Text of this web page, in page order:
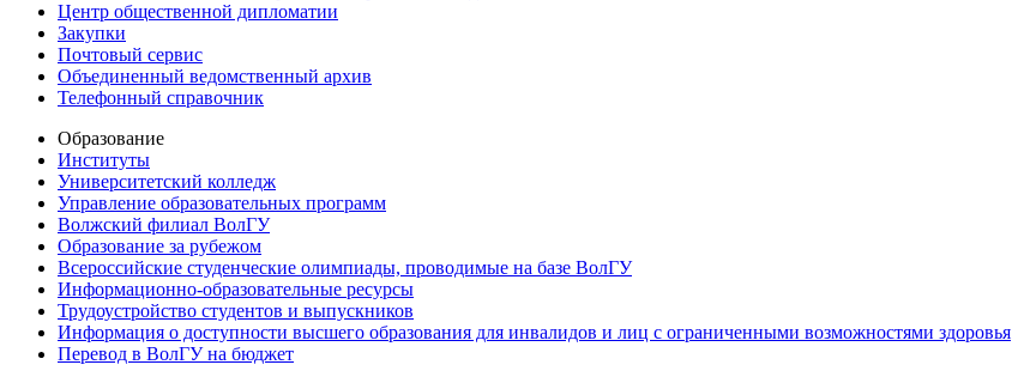
Центр общественной дипломатии
Закупки
Почтовый сервис
Объединенный ведомственный архив
Телефонный справочник
Образование
Институты
Университетский колледж
Управление образовательных программ
Волжский филиал ВолГУ
Образование за рубежом
Всероссийские студенческие олимпиады, проводимые на базе ВолГУ
Информационно-образовательные ресурсы
Трудоустройство студентов и выпускников
Информация о доступности высшего образования для инвалидов и лиц с ограниченными возможностями здоровья
Перевод в ВолГУ на бюджет